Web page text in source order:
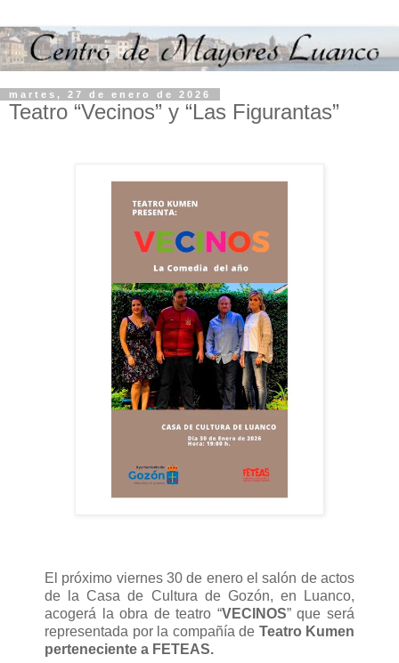
martes, 27 de enero de 2026
Teatro “Vecinos” y “Las Figurantas”
El próximo viernes 30 de enero el salón de actos
de la Casa de Cultura de Gozón, en Luanco,
acogerá la obra de teatro “VECINOS” que será
representada por la compañía de Teatro Kumen
perteneciente a FETEAS.